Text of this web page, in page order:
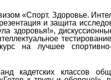
«Спорт. Здоровье.
и защита
здоровья!»,
на лучшее спортивно-
кадетских классов